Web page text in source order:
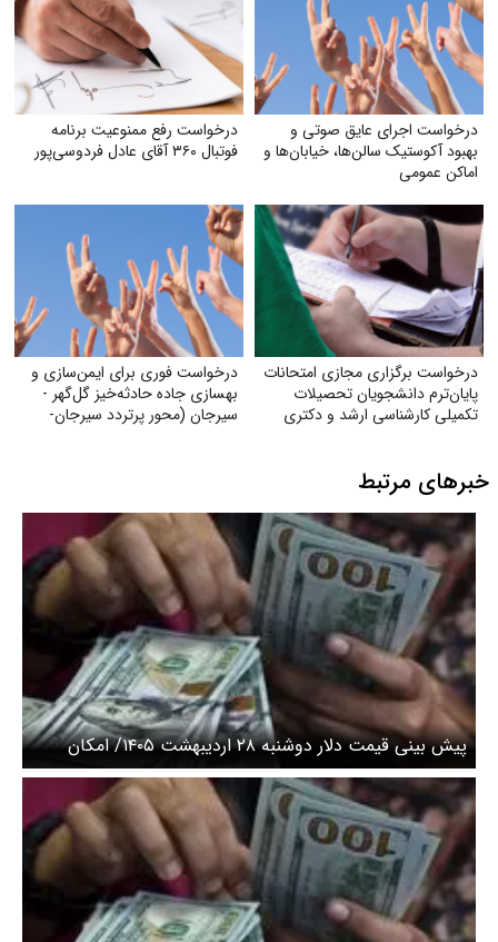
درخواست اجرای عایق صوتی و
بهبود آکوستیک سالن‌ها، خیابان‌ها و
اماکن عمومی
درخواست رفع ممنوعیت برنامه
فوتبال ۳۶۰ آقای عادل فردوسی‌پور
درخواست برگزاری مجازی امتحانات
پایان‌ترم دانشجویان تحصیلات
تکمیلی کارشناسی ارشد و دکتری
درخواست فوری برای ایمن‌سازی و
بهسازی جاده حادثه‌خیز گل‌گهر -
سیرجان (محور پرتردد سیرجان-
خبرهای مرتبط
پیش ‌بینی قیمت دلار دوشنبه ۲۸ اردیبهشت ۱۴۰۵/ امکان
برگشت قیمت به میانه کریدور ۱۷۵هزار تومانی